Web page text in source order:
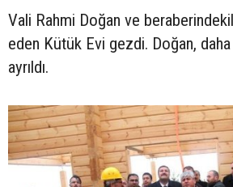
Vali Rahmi Doğan ve
eden Kütük Evi gezdi. Doğan, daha
ayrıldı.